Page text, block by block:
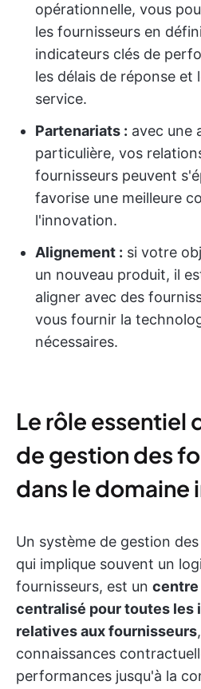
opérationnelle, vous
les fournisseurs en
indicateurs clés de
les délais de réponse et
service.
Partenariats : avec une
particulière, vos
fournisseurs peuvent
favorise une meilleure
l'innovation.
Alignement : si votre
un nouveau produit, il
aligner avec des
vous fournir la
nécessaires.
Le rôle essentiel
de gestion des
dans le
Un système de gestion
qui implique souvent un
fournisseurs, est un centre
centralisé pour toutes les
relatives aux fournisseurs
connaissances
performances jusqu'à la